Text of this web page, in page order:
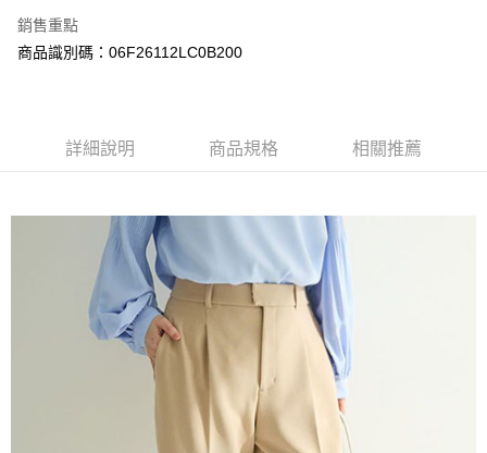
台灣樂天信用卡公司
大哥付你分期
相關說明
流程，驗證手機門號後，選擇欲分期的期數、繳款截止日，確認付款後即完
消。如遇「轉專審核」未通過狀況，表示未達大哥付你分期系統評分，恕無
法說明評估內容。
【繳款方式說明】
1.分期款項不併入電信帳單，「大哥付你分期」於每月結算日後寄送繳費提
2.透過簡訊連結打開帳單後，可選擇「超商條碼／台灣大直營門市／銀行轉
帳／街口支付／iPASS MONEY」等通路繳費。
1.本服務係由「台灣大哥大股份有限公司」（以下簡稱本公司）所提供，讓
用戶於交易時，得透過本服務購買商品或服務，並由商店將買賣／分期付款
買賣價金債權讓與本公司後，依約使用本公司帳單繳交帳款。
【關於「AFTEE先享後付」】
１．簡單：不需註冊會員、不需綁卡、不需儲值。
２．便利：只要手機號碼，簡訊認證，即可結帳。
３．安心：先確認商品／服務後，再付款。
【「AFTEE先享後付」結帳流程】
１．於結帳方式選擇「AFTEE先享後付」後，將跳轉至「AFTEE先享後付」
結帳頁面，進行簡訊認證並確認金額後，即可完成結帳。
２．訂單成立數日內，您將收到繳費通知簡訊。
３．收到繳費通知簡訊後14天內，點擊此簡訊中的連結，可透過四大超商／
ATM／網路銀行／等多元方式進行付款，方視為交易完成。
※ 請注意：結帳手續完成當下不需立刻繳費，但若您需要取消訂單，請聯絡
購買商品的店家。未經商家同意取消之訂單仍視為有效，需透過AFTEE先享
全家取貨付款
每筆NT$60，滿NT$388(含以上)免運費
全家純取貨
每筆NT$60，滿NT$388(含以上)免運費
每筆NT$60，滿NT$888(含以上)免運費
銷售重點
商品識別碼：06F26112LC0B200
詳細說明 商品規格 相關推薦